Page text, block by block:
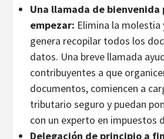
Una llamada de bienvenida
empezar: Elimina la
genera recopilar todos los
datos. Una breve llamada
contribuyentes a que
documentos, comiencen a
tributario seguro y puedan
con un experto en impuestos
Delegación de principio a